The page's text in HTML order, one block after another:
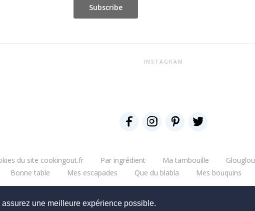
une meilleure expérience possible.
INSTAGRAM
du site cookingout.fr Par ingrédient Ma tambouille Glouglou
Bonne table Mes escapades Que du blabla Mes bouquins